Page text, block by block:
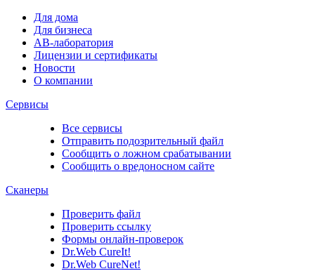
Для дома
Для бизнеса
АВ-лаборатория
Лицензии и сертификаты
Новости
О компании
Сервисы
Все сервисы
Отправить подозрительный файл
Сообщить о ложном срабатывании
Сообщить о вредоносном сайте
Сканеры
Проверить файл
Проверить ссылку
Формы онлайн-проверок
Dr.Web CureIt!
Dr.Web CureNet!